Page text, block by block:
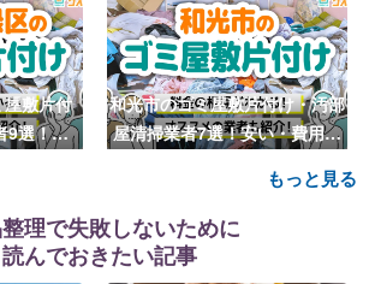
敷片付
9選！安
和光市のゴミ屋敷片付け・汚部
屋清掃業者7選！安い・費用相
もっと見る
理で失敗しないために
読んでおきたい記事